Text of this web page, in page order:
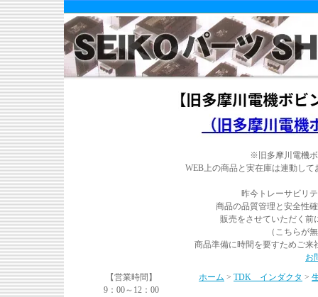
※旧多摩川電機
WEB上の商品と実在庫は連動し
昨今トレーサビリ
商品の品質管理と安全性
販売をさせていただく前
（こちらが
商品準備に時間を要すためご来
お
【営業時間】
9：00～12：00
ホーム > TDK インダクタ >